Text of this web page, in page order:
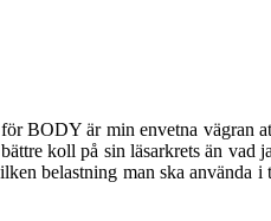
BODY är min envetna
koll på sin läsarkrets än
belastning man ska